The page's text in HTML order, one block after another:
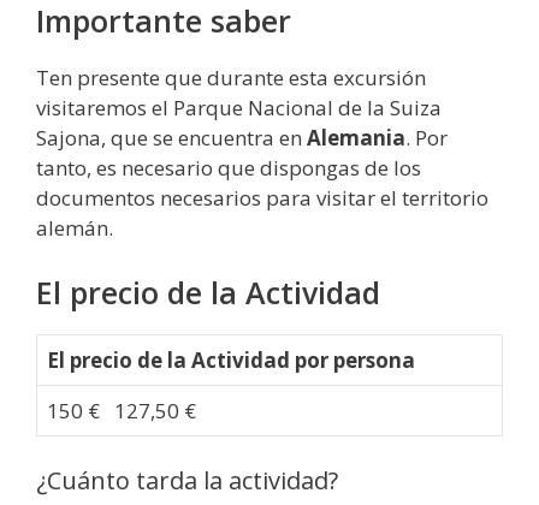
Importante saber
Ten presente que durante esta excursión
visitaremos el Parque Nacional de la Suiza
Sajona, que se encuentra en Alemania. Por
tanto, es necesario que dispongas de los
documentos necesarios para visitar el territorio
alemán.
El precio de la Actividad
El precio de la Actividad por persona
150 € 127,50 €
¿Cuánto tarda la actividad?